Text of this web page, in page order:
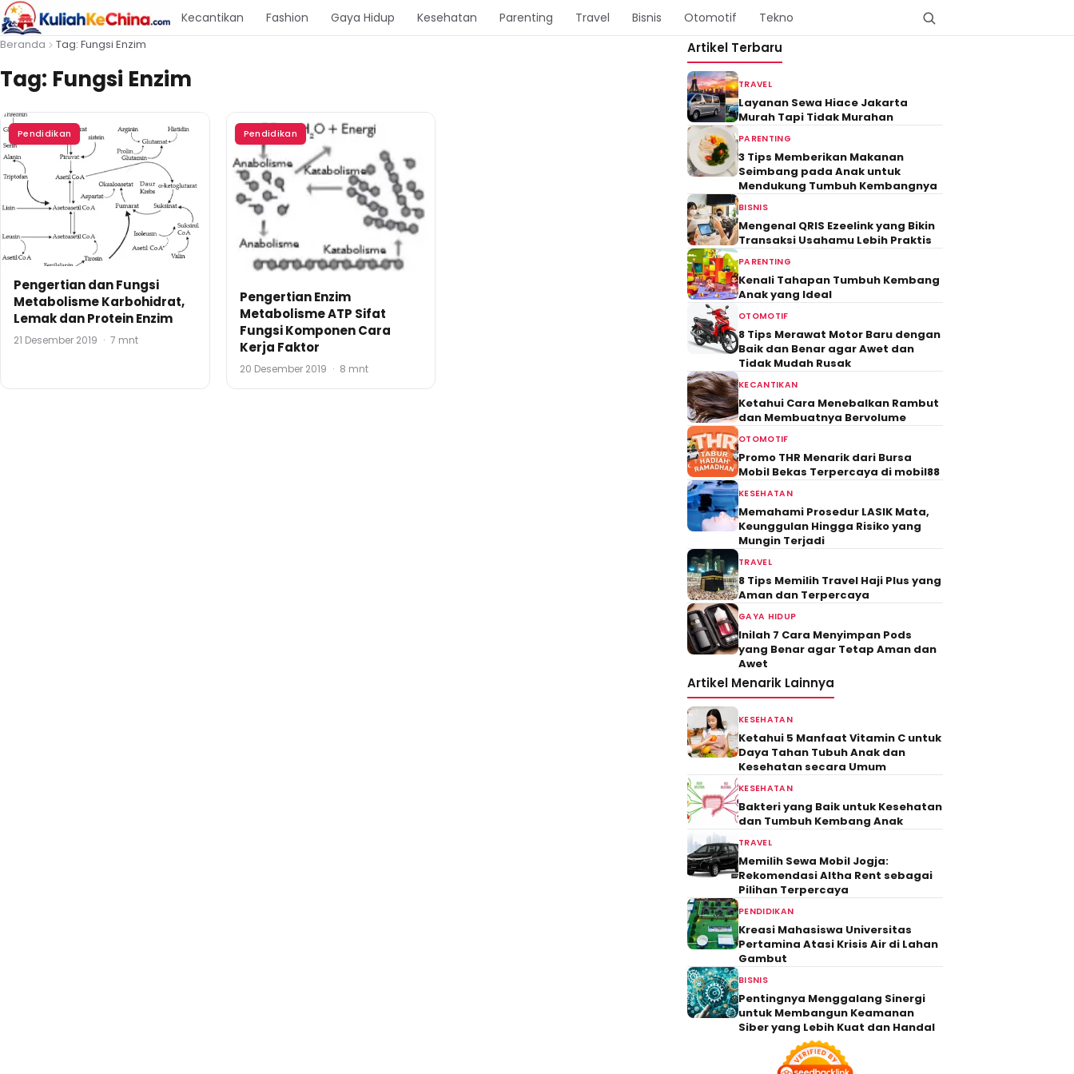
Kecantikan Fashion Gaya Hidup Kesehatan Parenting Travel Bisnis Otomotif Tekno
Beranda Tag: Fungsi Enzim
Tag: Fungsi Enzim
Pendidikan
Pengertian dan Fungsi
Metabolisme Karbohidrat,
Lemak dan Protein Enzim
21 Desember 2019 · 7 mnt
Pendidikan
Pengertian Enzim
Metabolisme ATP Sifat
Fungsi Komponen Cara
Kerja Faktor
20 Desember 2019 · 8 mnt
Artikel Terbaru
TRAVEL
Layanan Sewa Hiace Jakarta
Murah Tapi Tidak Murahan
PARENTING
3 Tips Memberikan Makanan
Seimbang pada Anak untuk
Mendukung Tumbuh Kembangnya
BISNIS
Mengenal QRIS Ezeelink yang Bikin
Transaksi Usahamu Lebih Praktis
PARENTING
Kenali Tahapan Tumbuh Kembang
Anak yang Ideal
OTOMOTIF
8 Tips Merawat Motor Baru dengan
Baik dan Benar agar Awet dan
Tidak Mudah Rusak
KECANTIKAN
Ketahui Cara Menebalkan Rambut
dan Membuatnya Bervolume
OTOMOTIF
Promo THR Menarik dari Bursa
Mobil Bekas Terpercaya di mobil88
KESEHATAN
Memahami Prosedur LASIK Mata,
Keunggulan Hingga Risiko yang
Mungin Terjadi
TRAVEL
8 Tips Memilih Travel Haji Plus yang
Aman dan Terpercaya
GAYA HIDUP
Inilah 7 Cara Menyimpan Pods
yang Benar agar Tetap Aman dan
Awet
Artikel Menarik Lainnya
KESEHATAN
Ketahui 5 Manfaat Vitamin C untuk
Daya Tahan Tubuh Anak dan
Kesehatan secara Umum
KESEHATAN
Bakteri yang Baik untuk Kesehatan
dan Tumbuh Kembang Anak
TRAVEL
Memilih Sewa Mobil Jogja:
Rekomendasi Altha Rent sebagai
Pilihan Terpercaya
PENDIDIKAN
Kreasi Mahasiswa Universitas
Pertamina Atasi Krisis Air di Lahan
Gambut
BISNIS
Pentingnya Menggalang Sinergi
untuk Membangun Keamanan
Siber yang Lebih Kuat dan Handal